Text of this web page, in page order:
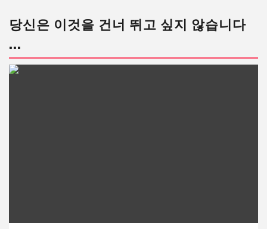
당신은 이것을 건너 뛰고 싶지 않습니다
...